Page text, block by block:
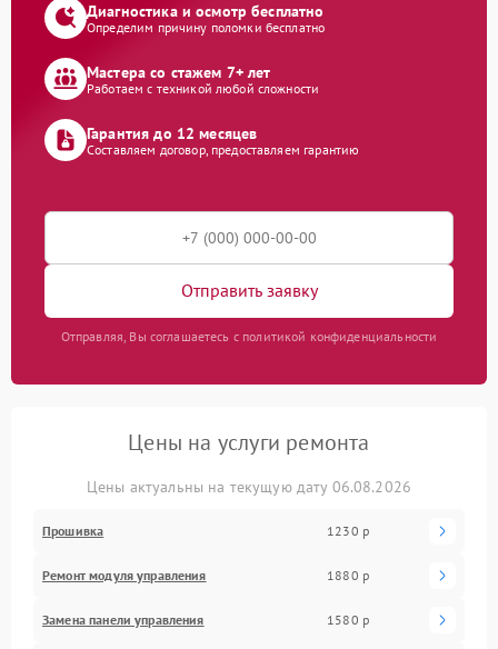
Диагностика и осмотр бесплатно
Определим причину поломки бесплатно
Мастера со стажем 7+ лет
Работаем с техникой любой сложности
Гарантия до 12 месяцев
Составляем договор, предоставляем гарантию
Отправить заявку
Отправляя, Вы соглашаетесь с политикой конфиденциальности
Цены на услуги ремонта
Цены актуальны на текущую дату 06.08.2026
Прошивка 1230 р
Ремонт модуля управления 1880 р
Замена панели управления 1580 р